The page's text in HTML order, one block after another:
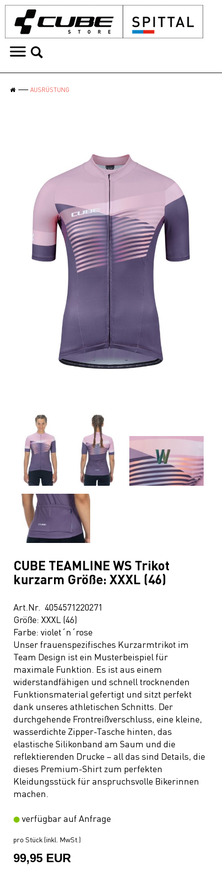
AUSRÜSTUNG
CUBE TEAMLINE WS Trikot
kurzarm Größe: XXXL (46)
Art.Nr. 4054571220271
Größe: XXXL (46)
Farbe: violet´n´rose
Unser frauenspezifisches Kurzarmtrikot im
Team Design ist ein Musterbeispiel für
maximale Funktion. Es ist aus einem
widerstandfähigen und schnell trocknenden
Funktionsmaterial gefertigt und sitzt perfekt
dank unseres athletischen Schnitts. Der
durchgehende Frontreißverschluss, eine kleine,
wasserdichte Zipper-Tasche hinten, das
elastische Silikonband am Saum und die
reflektierenden Drucke – all das sind Details, die
dieses Premium-Shirt zum perfekten
Kleidungsstück für anspruchsvolle Bikerinnen
machen.
verfügbar auf Anfrage
pro Stück (inkl. MwSt.)
99,95 EUR